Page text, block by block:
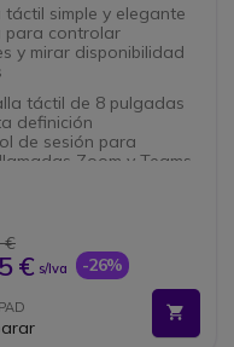
táctil simple y elegante
para controlar
y mirar disponibilidad
táctil de 8 pulgadas
definición
de sesión para
Zoom y Teams
y sobremesa
de integrar en
encima de la mesa
para Microsoft
y Zoom
para cualquier sala
€
€ s/Iva -26%